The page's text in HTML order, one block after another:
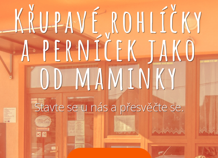
Křupavé rohlíčky
a perníček jako
od maminky
Stavte se u nás a přesvěčte se.